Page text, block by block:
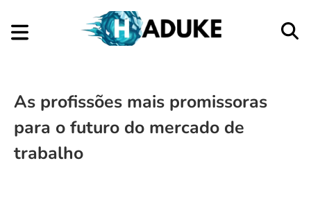
As profissões mais promissoras
para o futuro do mercado de
trabalho